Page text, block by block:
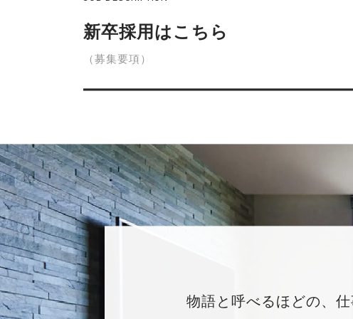
新卒採用はこちら
（募集要項）
物語と呼べるほどの、仕